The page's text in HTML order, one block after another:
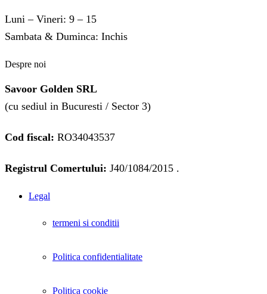
Luni – Vineri: 9 – 15
Sambata & Duminca: Inchis
Despre noi
Savoor Golden SRL
(cu sediul in Bucuresti / Sector 3)
Cod fiscal: RO34043537
Registrul Comertului: J40/1084/2015 .
Legal
termeni si conditii
Politica confidentialitate
Politica cookie